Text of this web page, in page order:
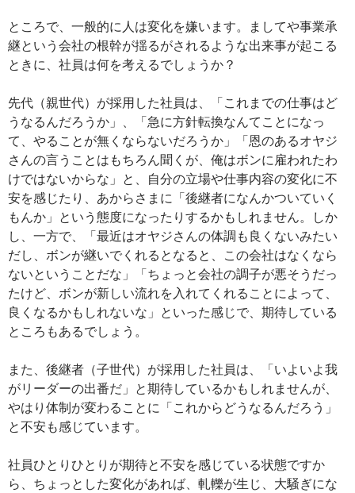
ところで、一般的に人は変化を嫌います。ましてや事業承
継という会社の根幹が揺るがされるような出来事が起こる
ときに、社員は何を考えるでしょうか？
先代（親世代）が採用した社員は、「これまでの仕事はど
うなるんだろうか」、「急に方針転換なんてことになっ
て、やることが無くならないだろうか」「恩のあるオヤジ
さんの言うことはもちろん聞くが、俺はボンに雇われたわ
けではないからな」と、自分の立場や仕事内容の変化に不
安を感じたり、あからさまに「後継者になんかついていく
もんか」という態度になったりするかもしれません。しか
し、一方で、「最近はオヤジさんの体調も良くないみたい
だし、ボンが継いでくれるとなると、この会社はなくなら
ないということだな」「ちょっと会社の調子が悪そうだっ
たけど、ボンが新しい流れを入れてくれることによって、
良くなるかもしれないな」といった感じで、期待している
ところもあるでしょう。
また、後継者（子世代）が採用した社員は、「いよいよ我
がリーダーの出番だ」と期待しているかもしれませんが、
やはり体制が変わることに「これからどうなるんだろう」
と不安も感じています。
社員ひとりひとりが期待と不安を感じている状態ですか
ら、ちょっとした変化があれば、軋轢が生じ、大騒ぎにな